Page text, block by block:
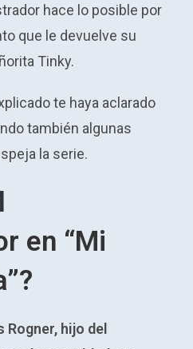
hace lo posible por
que le devuelve su
Tinky.
te haya aclarado
también algunas
la serie.
en “Mi
Rogner, hijo del